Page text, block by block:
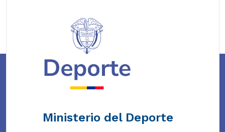
Ministerio del Deporte